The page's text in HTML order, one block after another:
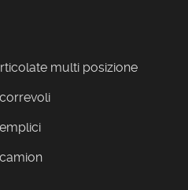
multi posizione